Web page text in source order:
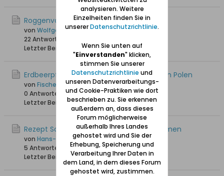
Roggenvollkornbrot mit Sauerteig
von Wolfgang
22 Antworten
Letzter Beitrag
08.02.2024, 18:09
Erdbeerpfannkuchen aus der Kaschubei in Polen
von Fischersjung
0 Antworten
3.766 Hits0 Likes
Letzter Beitrag30.07.2023, 11:17
Rezept Schweinerippchen mit Backpflaumen
von Hans-Joachim
5 Antworten
5.733 Hits0 Likes
Letzter Beitrag
11.12.2022, 09:59
analysieren. Weitere
Einzelheiten finden Sie in
unsererDatenschutzrichtlinie.
Wenn Sie unten auf
"Einverstanden" klicken,
stimmen Sie unserer
Datenschutzrichtlinie und
unseren Datenverarbeitungs-
und Cookie-Praktiken wie dort
beschrieben zu. Sie erkennen
außerdem an, dass dieses
Forum möglicherweise
außerhalb Ihres Landes
gehostet wird und Sie der
Erhebung, Speicherung und
Verarbeitung Ihrer Daten in
dem Land, in dem dieses Forum
gehostet wird, zustimmen.